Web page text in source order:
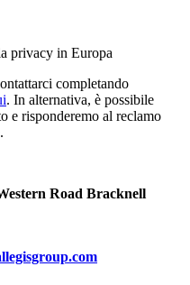
privacy in Europa
completando
. In alternativa, è possibile
e risponderemo al reclamo
Road Bracknell